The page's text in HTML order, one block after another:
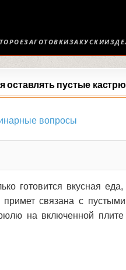
ЗАГОТОВКИЗАКУСКИ
оставлять пустые
вопросы
готовится вкусная
связана с
на включенной